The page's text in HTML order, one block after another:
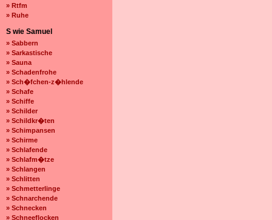
» Rtfm
» Ruhe
S wie Samuel
» Sabbern
» Sarkastische
» Sauna
» Schadenfrohe
» Sch�fchen-z�hlende
» Schafe
» Schiffe
» Schilder
» Schildkr�ten
» Schimpansen
» Schirme
» Schlafende
» Schlafm�tze
» Schlangen
» Schlitten
» Schmetterlinge
» Schnarchende
» Schnecken
» Schneeflocken